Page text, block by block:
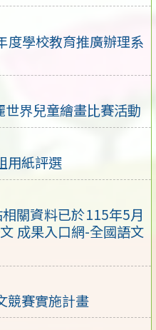
度學校教育推廣辦理系
界兒童繪畫比賽活動
用紙評選
關資料已於115年5月
成果入口網-全國語文
競賽實施計畫